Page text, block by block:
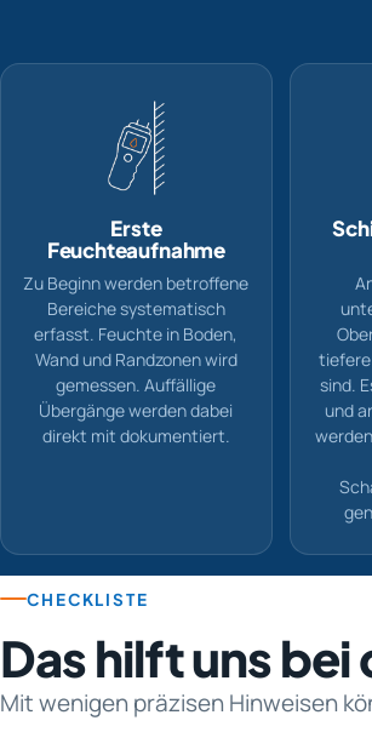
Erste
Feuchteaufnahme
Zu Beginn werden betroffene
Bereiche systematisch
erfasst. Feuchte in Boden,
Wand und Randzonen wird
gemessen. Auffällige
Übergänge werden dabei
direkt mit dokumentiert.
sind.
und
CHECKLISTE
Das hilft uns
Mit wenigen präzisen Hinweisen